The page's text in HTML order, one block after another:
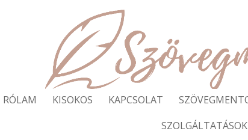
RÓLAM KISOKOS KAPCSOLAT
SZOLGÁLTATÁSOK